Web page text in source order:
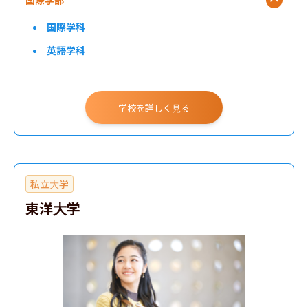
国際学科
英語学科
学校を詳しく見る
私立大学
東洋大学